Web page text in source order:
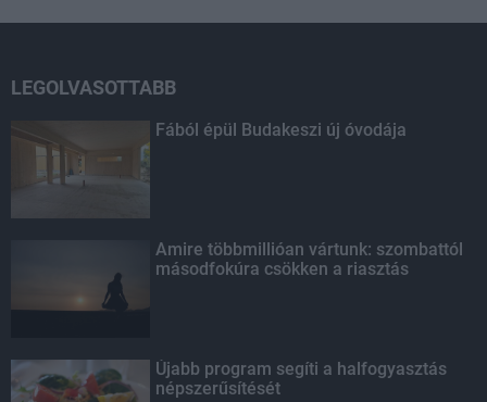
LEGOLVASOTTABB
Fából épül Budakeszi új óvodája
Amire többmillióan vártunk: szombattól
másodfokúra csökken a riasztás
Újabb program segíti a halfogyasztás
népszerűsítését